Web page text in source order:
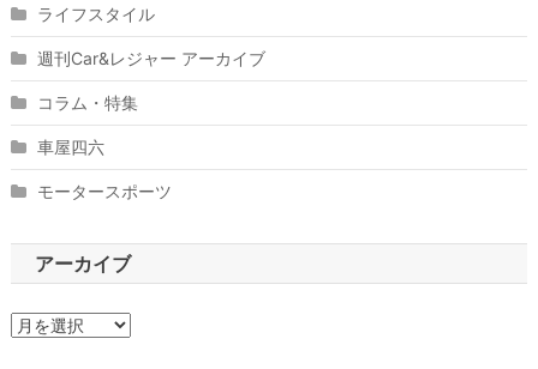
ライフスタイル
週刊Car&レジャー アーカイブ
コラム・特集
車屋四六
モータースポーツ
アーカイブ
ア